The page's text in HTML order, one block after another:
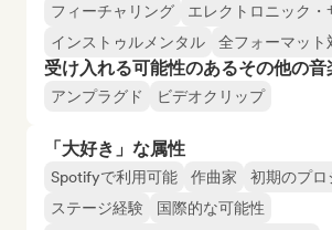
フィーチャリング
エレクトロニック・
インストゥルメンタル
全フォーマット
受け入れる可能性のあるその他の音
アンプラグド ビデオクリップ
「大好き」な属性
Spotifyで利用可能 作曲家
初期のプロ
ステージ経験
国際的な可能性